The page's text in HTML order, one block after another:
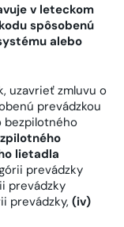
v leteckom
spôsobenú
alebo
uzavrieť zmluvu o
prevádzkou
bezpilotného
lietadla
prevádzky
prevádzky
prevádzky, (iv)